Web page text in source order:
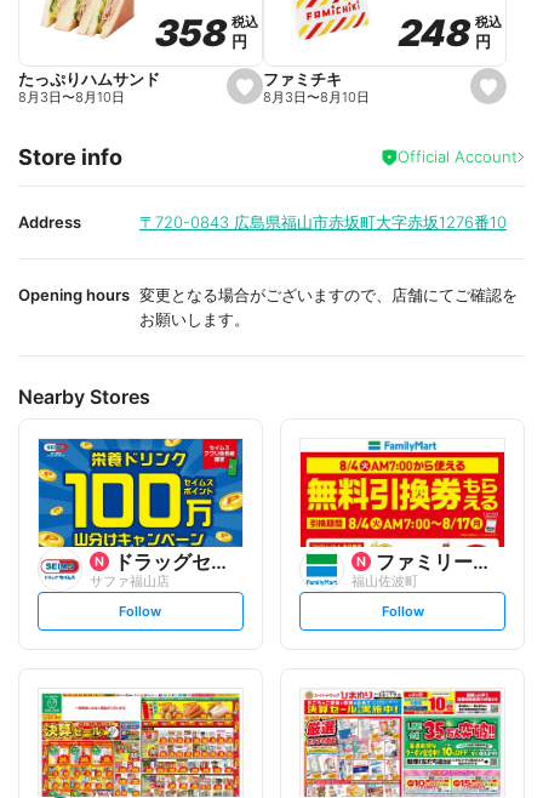
o
r
i
e
o
r
i
e
s
e
i
t
358
358税込
税込
円
円
たっぷりハムサンド
8月3日〜8月10日
s
e
a
i
t
248
248 税込
税込
円
円
ファミチキ
8月3日〜8月10日
Store info Official Account
Address 〒720-0843 広島県福山市赤坂町大字赤坂1276番10
Opening hours 変更となる場合がございますので、店舗にてご確認を
お願いします。
Nearby Stores
ドラッグセイムス
サファ福山店
s
l
o
w
Follow
ファミリーマート
福山佐波町
s
l
o
w
Follow